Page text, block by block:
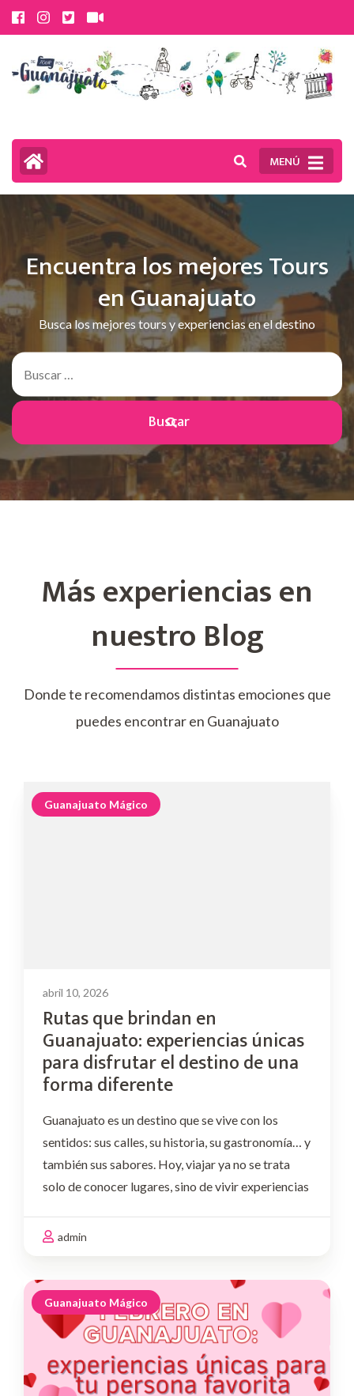
Saltar
al
contenido
(presiona
tecla
Intro)
MENÚ
Encuentra los mejores Tours
en Guanajuato
Busca los mejores tours y experiencias en el destino
Buscar:
Más experiencias en
nuestro Blog
Donde te recomendamos distintas emociones que
puedes encontrar en Guanajuato
Guanajuato Mágico
abril 10, 2026
Rutas que brindan en
Guanajuato: experiencias únicas
para disfrutar el destino de una
forma diferente
Guanajuato es un destino que se vive con los
sentidos: sus calles, su historia, su gastronomía… y
también sus sabores. Hoy, viajar ya no se trata
solo de conocer lugares, sino de vivir experiencias
destino desde nuevas perspectivas. Por …
admin
Guanajuato Mágico